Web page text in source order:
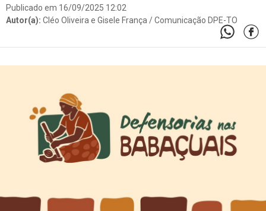
Serviço Voluntário
Documentos para posse
Conselho Superior
Nossos Projetos
Escola Superior da Defensoria Pública (Esdep)
Contatos
Sobre o Site
Publicado em 16/09/2025 12:02
Autor(a): Cléo Oliveira e Gisele França / Comunicação DPE-TO